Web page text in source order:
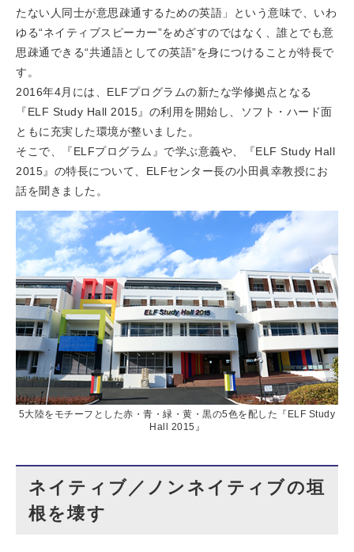
たない人同士が意思疎通するための英語」という意味で、いわ
ゆる“ネイティブスピーカー”をめざすのではなく、誰とでも意
思疎通できる“共通語としての英語”を身につけることが特長で
す。
2016年4月には、ELFプログラムの新たな学修拠点となる
『ELF Study Hall 2015』の利用を開始し、ソフト・ハード面
ともに充実した環境が整いました。
そこで、『ELFプログラム』で学ぶ意義や、『ELF Study Hall
2015』の特長について、ELFセンター長の小田眞幸教授にお
話を聞きました。
5大陸をモチーフとした赤・青・緑・黄・黒の5色を配した『ELF Study
Hall 2015』
ネイティブ／ノンネイティブの垣
根を壊す